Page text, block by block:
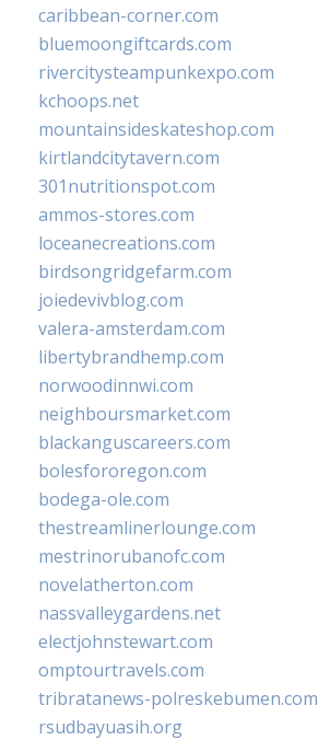
caribbean-corner.com
bluemoongiftcards.com
rivercitysteampunkexpo.com
kchoops.net
mountainsideskateshop.com
kirtlandcitytavern.com
301nutritionspot.com
ammos-stores.com
loceanecreations.com
birdsongridgefarm.com
joiedevivblog.com
valera-amsterdam.com
libertybrandhemp.com
norwoodinnwi.com
neighboursmarket.com
blackanguscareers.com
bolesfororegon.com
bodega-ole.com
thestreamlinerlounge.com
mestrinorubanofc.com
novelatherton.com
nassvalleygardens.net
electjohnstewart.com
omptourtravels.com
tribratanews-polreskebumen.com
rsudbayuasih.org